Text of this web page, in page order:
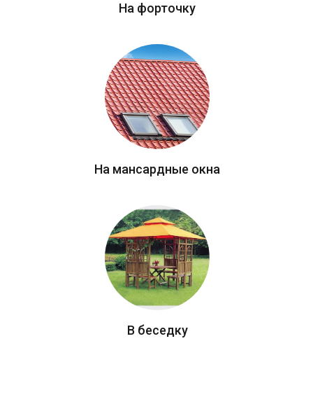
В беседку
На мансардные окна
На форточку